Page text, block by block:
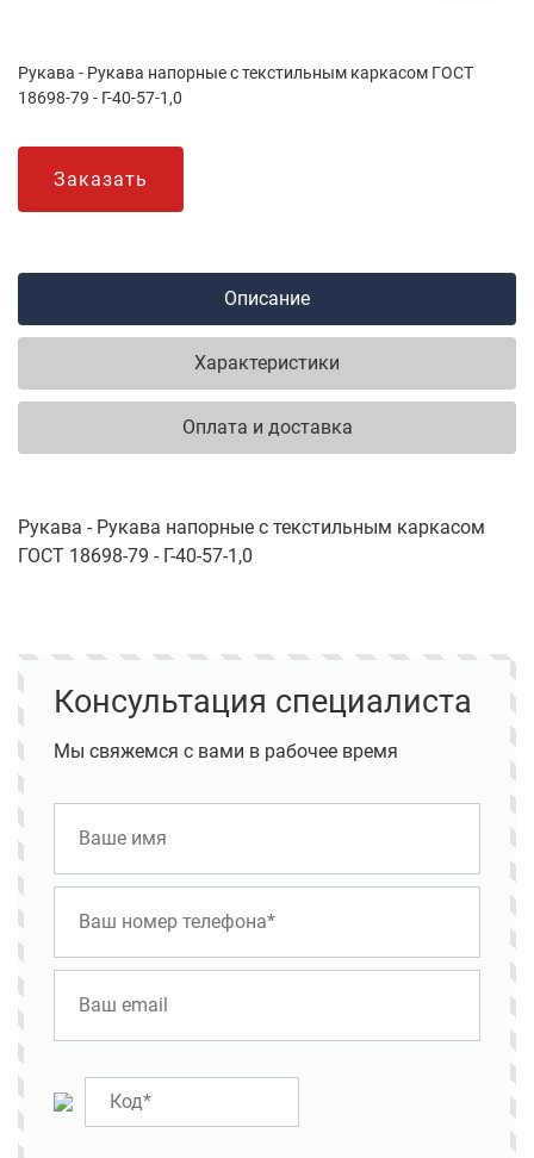
Рукава - Рукава напорные с текстильным каркасом ГОСТ
18698-79 - Г-40-57-1,0
Заказать
Описание
Характеристики
Оплата и доставка
Рукава - Рукава напорные с текстильным каркасом
ГОСТ 18698-79 - Г-40-57-1,0
Консультация специалиста
Мы свяжемся с вами в рабочее время